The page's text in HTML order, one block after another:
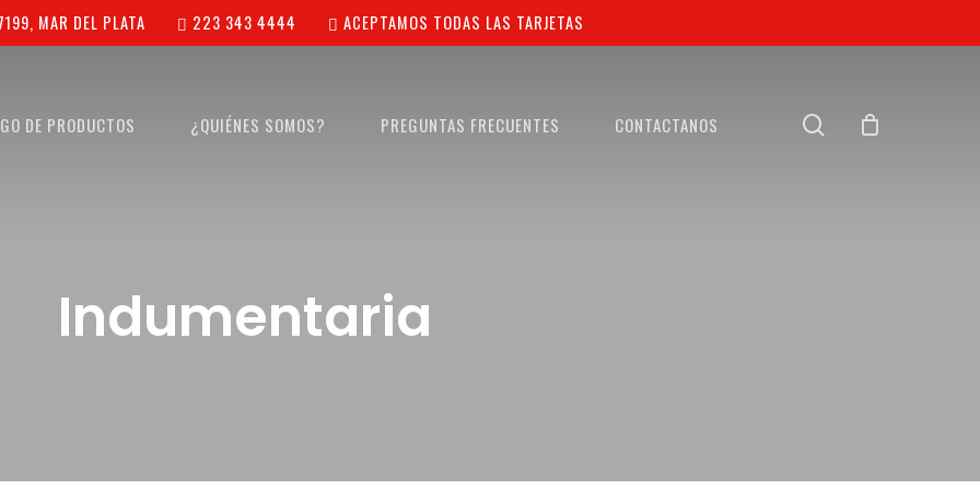
MAR DEL PLATA 223 343 4444 ACEPTAMOS TODAS LAS TARJETAS
DE PRODUCTOS ¿QUIÉNES SOMOS? PREGUNTAS FRECUENTES CONTACTANOS search
Indumentaria